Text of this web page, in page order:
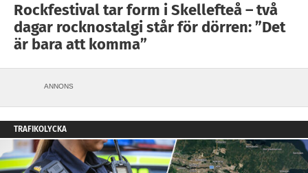
Rockfestival tar form i Skellefteå – två
dagar rocknostalgi står för dörren: ”Det
är bara att komma”
ANNONS
TRAFIKOLYCKA